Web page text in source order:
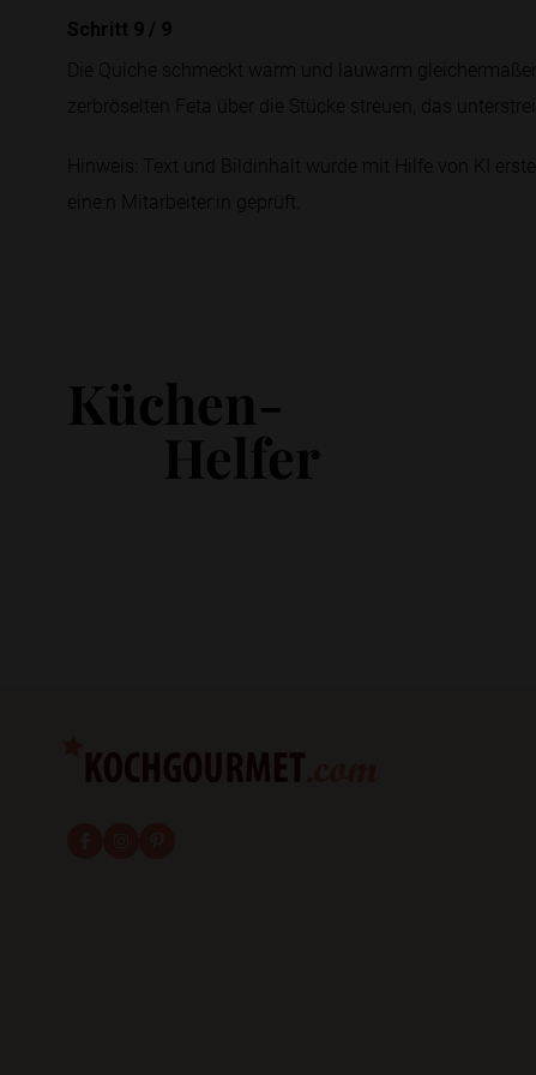
Schritt 9 / 9
Die Quiche schmeckt warm und lauwarm
zerbröselten Feta über die Stücke streuen, das
Hinweis: Text und Bildinhalt wurde mit Hilfe von KI
eine:n Mitarbeiter:in geprüft.
Küchen-
Helfer